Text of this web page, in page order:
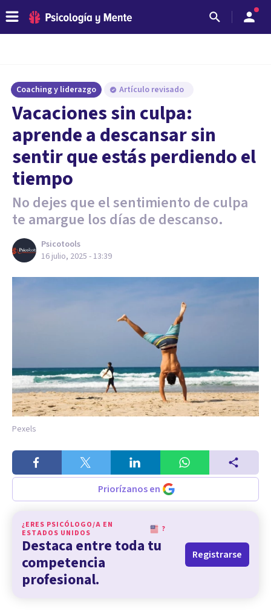
Coaching y liderazgo Artículo revisado
Vacaciones sin culpa:
aprende a descansar sin
sentir que estás perdiendo el
tiempo
No dejes que el sentimiento de culpa
te amargue los días de descanso.
Psicotools
16 julio, 2025 - 13:39
Pexels
Priorízanos en
¿ERES PSICÓLOGO/A EN
ESTADOS UNIDOS
?
Destaca entre toda tu
competencia
profesional.
Registrarse